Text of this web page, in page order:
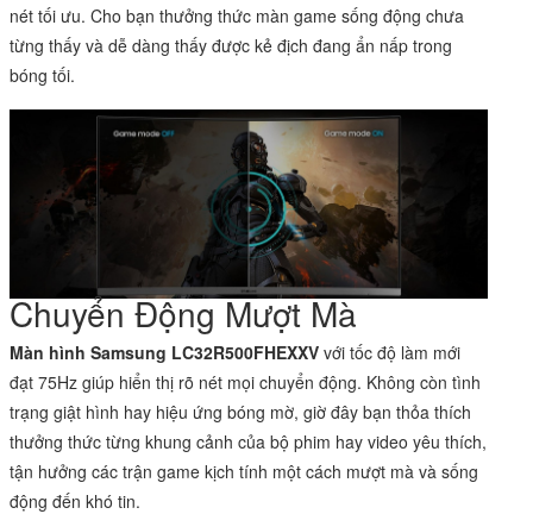
nét tối ưu. Cho bạn thưởng thức màn game sống động chưa
từng thấy và dễ dàng thấy được kẻ địch đang ẩn nấp trong
bóng tối.
Chuyển Động Mượt Mà
Màn hình Samsung LC32R500FHEXXV với tốc độ làm mới
đạt 75Hz giúp hiển thị rõ nét mọi chuyển động. Không còn tình
trạng giật hình hay hiệu ứng bóng mờ, giờ đây bạn thỏa thích
thưởng thức từng khung cảnh của bộ phim hay video yêu thích,
tận hưởng các trận game kịch tính một cách mượt mà và sống
động đến khó tin.